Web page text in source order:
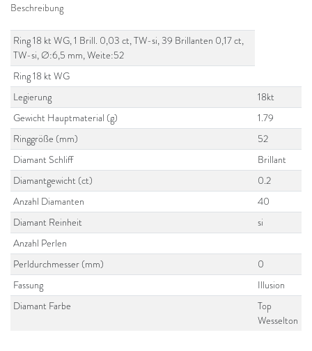
Beschreibung
Ring 18 kt WG, 1 Brill. 0,03 ct, TW-si, 39 Brillanten 0,17 ct,
TW-si, Ø:6,5 mm, Weite:52
Ring 18 kt WG
Legierung
18kt
Gewicht Hauptmaterial (g)
1.79
Ringgröße (mm)
52
Diamant Schliff
Brillant
Diamantgewicht (ct)
0.2
Anzahl Diamanten
40
Diamant Reinheit
si
Anzahl Perlen
Perldurchmesser (mm)
0
Fassung
Illusion
Diamant Farbe
Top
Wesselton